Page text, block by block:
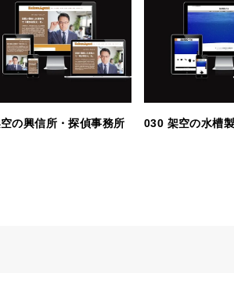
の興信所・探偵事務所 030 架空の水槽